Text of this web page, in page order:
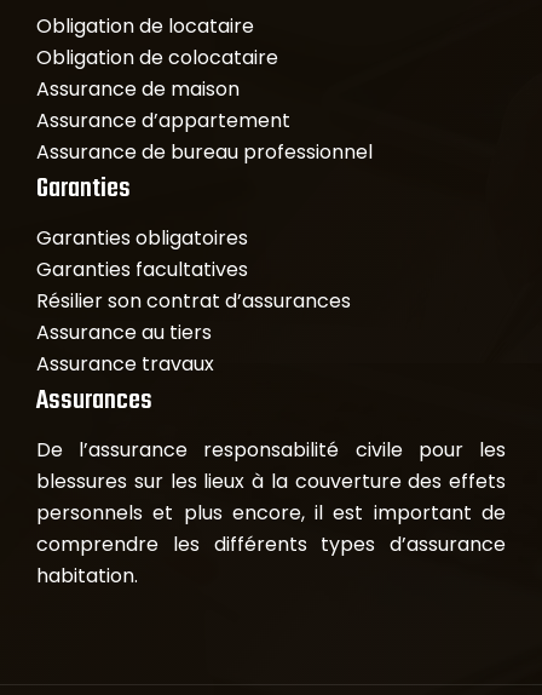
Obligation de locataire
Obligation de colocataire
Assurance de maison
Assurance d’appartement
Assurance de bureau professionnel
Garanties
Garanties obligatoires
Garanties facultatives
Résilier son contrat d’assurances
Assurance au tiers
Assurance travaux
Assurances
De l’assurance responsabilité civile pour les
blessures sur les lieux à la couverture des effets
personnels et plus encore, il est important de
comprendre les différents types d’assurance
habitation.